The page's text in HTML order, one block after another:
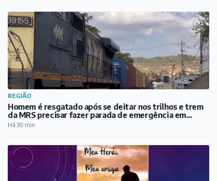
REGIÃO
Homem é resgatado após se deitar nos trilhos e trem
da MRS precisar fazer parada de emergência em
Santos Dumont
Há 30 min